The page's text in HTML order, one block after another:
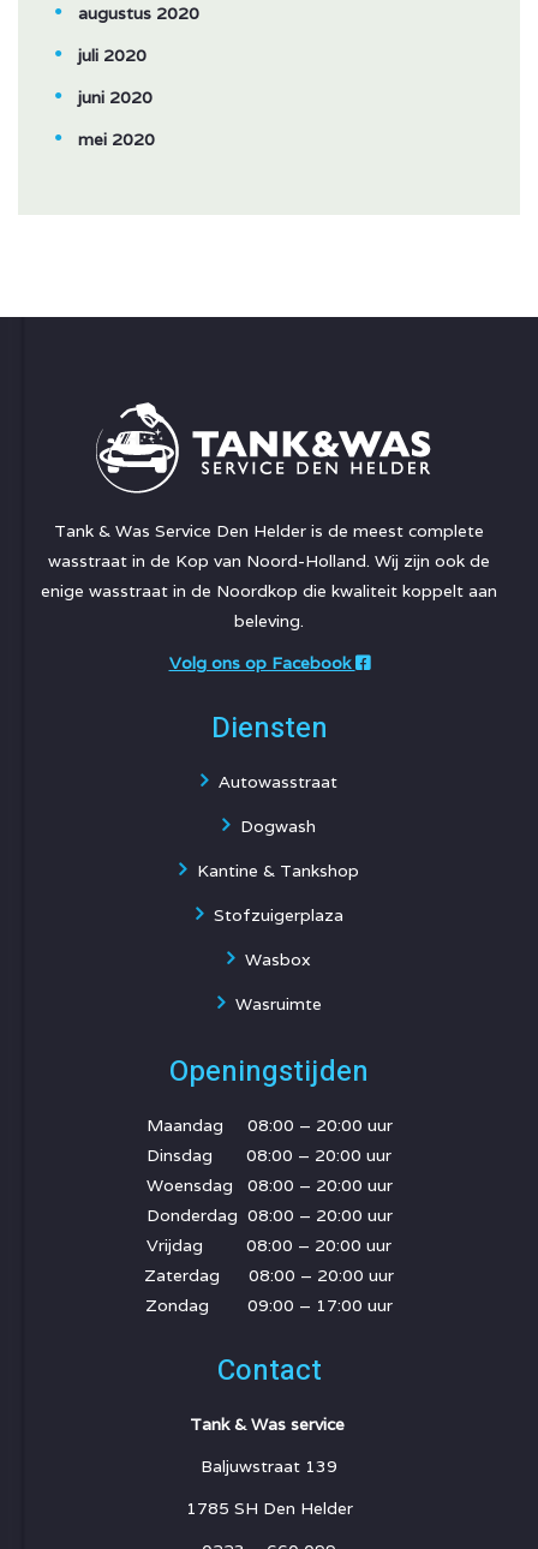
augustus 2020
juli 2020
juni 2020
mei 2020
Tank & Was Service Den Helder is de meest complete
wasstraat in de Kop van Noord-Holland. Wij zijn ook de
enige wasstraat in de Noordkop die kwaliteit koppelt aan
beleving.
Volg ons op Facebook
Diensten
Autowasstraat
Dogwash
Kantine & Tankshop
Stofzuigerplaza
Wasbox
Wasruimte
Openingstijden
Maandag 08:00 – 20:00 uur
Dinsdag 08:00 – 20:00 uur
Woensdag 08:00 – 20:00 uur
Donderdag 08:00 – 20:00 uur
Vrijdag 08:00 – 20:00 uur
Zaterdag 08:00 – 20:00 uur
Zondag 09:00 – 17:00 uur
Contact
Tank & Was service
Baljuwstraat 139
1785 SH Den Helder